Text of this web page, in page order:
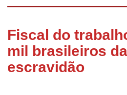
Fiscal do
mil brasileiros da
escravidão